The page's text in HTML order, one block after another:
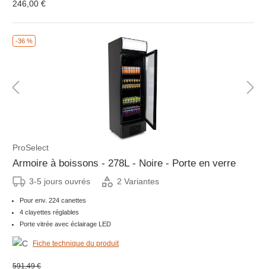
246,00 €
-36 %
ProSelect
Armoire à boissons - 278L - Noire - Porte en verre
3-5 jours ouvrés 2 Variantes
Pour env. 224 canettes
4 clayettes réglables
Porte vitrée avec éclairage LED
Fiche technique du produit
591,49 €